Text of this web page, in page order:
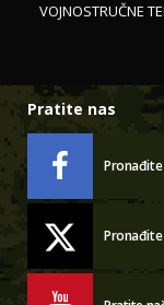
VOJNOSTRUČNE
Pratite nas
Pronađite
Pronađite